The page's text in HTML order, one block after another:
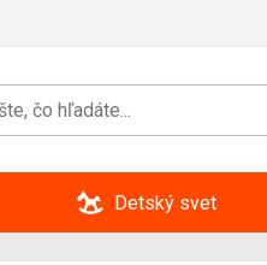
Detský svet